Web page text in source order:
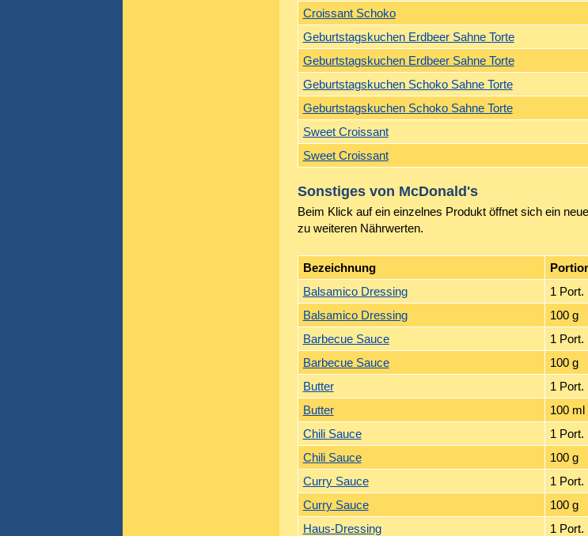
Croissant Schoko
Geburtstagskuchen Erdbeer Sahne Torte
Geburtstagskuchen Erdbeer Sahne Torte
Geburtstagskuchen Schoko Sahne Torte
Geburtstagskuchen Schoko Sahne Torte
Sweet Croissant
Sweet Croissant
Sonstiges von McDonald's
Beim Klick auf ein einzelnes Produkt öffnet sich ein
zu weiteren Nährwerten.
Bezeichnung
Balsamico Dressing
1 Port.
Balsamico Dressing
100 g
Barbecue Sauce
1 Port.
Barbecue Sauce
100 g
Butter
1 Port.
Butter
100 ml
Chili Sauce
1 Port.
Chili Sauce
100 g
Curry Sauce
1 Port.
Curry Sauce
100 g
Haus-Dressing
1 Port.